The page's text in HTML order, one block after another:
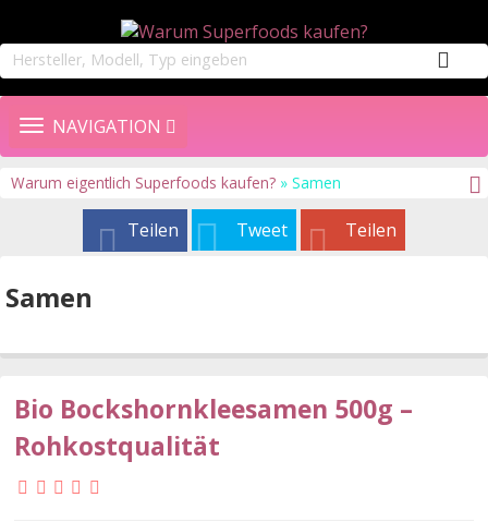
TOGGLE
NAVIGATION
NAVIGATION
Warum eigentlich Superfoods kaufen? » Samen
Teilen Tweet Teilen
Samen
Bio Bockshornkleesamen 500g –
Rohkostqualität